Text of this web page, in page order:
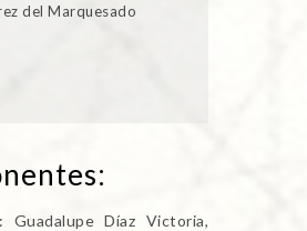
del Marquesado
Guadalupe Díaz Victoria,